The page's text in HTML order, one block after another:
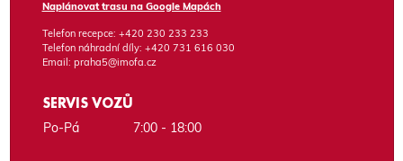
Naplánovat trasu na Google Mapách
Telefon recepce: +420 230 233 233
Telefon náhradní díly: +420 731 616 030
Email: praha5@imofa.cz
SERVIS VOZŮ
Po-Pá 7:00 - 18:00